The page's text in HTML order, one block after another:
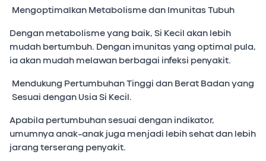
Mengoptimalkan Metabolisme dan Imunitas Tubuh
Dengan metabolisme yang baik, Si Kecil akan lebih
mudah bertumbuh. Dengan imunitas yang optimal pula,
ia akan mudah melawan berbagai infeksi penyakit.
Mendukung Pertumbuhan Tinggi dan Berat Badan yang
Sesuai dengan Usia Si Kecil.
Apabila pertumbuhan sesuai dengan indikator,
umumnya anak-anak juga menjadi lebih sehat dan lebih
jarang terserang penyakit.